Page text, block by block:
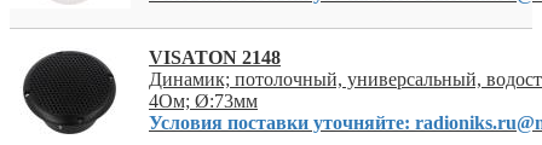
VISATON 2148
Динамик; потолочный, универсальный,
4Ом; Ø:73мм
Условия поставки уточняйте: